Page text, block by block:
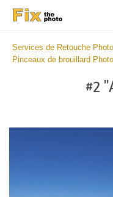
Services de Retouche Photo
Pinceaux de brouillard
#2